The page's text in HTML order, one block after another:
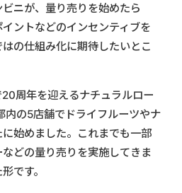
ニが、量り売りを始めたら
ントなどのインセンティブを
の仕組み化に期待したいとこ
周年を迎えるナチュラルロー
内の5店舗でドライフルーツやナ
始めました。これまでも一部
どの量り売りを実施してきま
です。